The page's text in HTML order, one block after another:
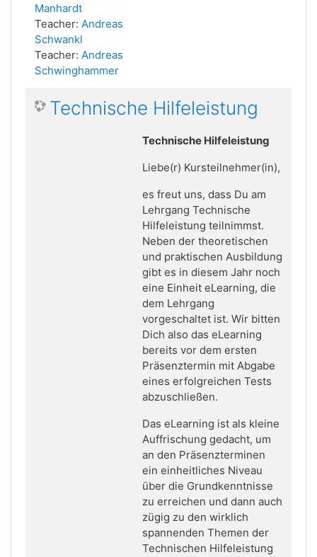
Manhardt
Teacher: Andreas
Schwankl
Teacher: Andreas
Schwinghammer
Technische Hilfeleistung
Technische Hilfeleistung
Liebe(r) Kursteilnehmer(in),
es freut uns, dass Du am
Lehrgang Technische
Hilfeleistung teilnimmst.
Neben der theoretischen
und praktischen Ausbildung
gibt es in diesem Jahr noch
eine Einheit eLearning, die
dem Lehrgang
vorgeschaltet ist. Wir bitten
Dich also das eLearning
bereits vor dem ersten
Präsenztermin mit Abgabe
eines erfolgreichen Tests
abzuschließen.
Das eLearning ist als kleine
Auffrischung gedacht, um
an den Präsenzterminen
ein einheitliches Niveau
über die Grundkenntnisse
zu erreichen und dann auch
zügig zu den wirklich
spannenden Themen der
Technischen Hilfeleistung